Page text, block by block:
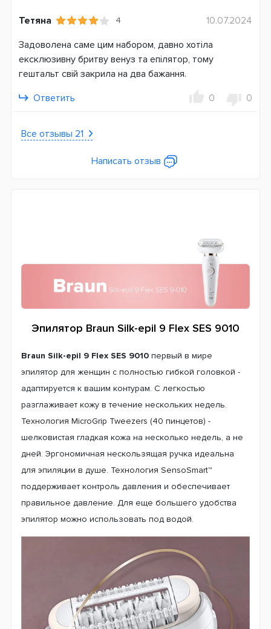
Германия
Гарантия
12 месяцев
Тетяна 4
10.07.2024
Задоволена саме цим набором, давно хотіла
ексклюзивну бритву венуз та епілятор, тому
гештальт свій закрила на два бажання.
Ответить
0 0
Все отзывы 21
Написать отзыв
Эпилятор Braun Silk-epil 9 Flex SES 9010
Braun Silk-epil 9 Flex SES 9010 первый в мире
эпилятор для женщин с полностью гибкой головкой -
адаптируется к вашим контурам. С легкостью
разглаживает кожу в течение нескольких недель.
Технология MicroGrip Tweezers (40 пинцетов) -
шелковистая гладкая кожа на несколько недель, а не
дней. Эргономичная нескользящая ручка идеальна
для эпиляции в душе. Технология SensoSmart™
поддерживает контроль давления и обеспечивает
правильное давление. Для еще большего удобства
эпилятор можно использовать под водой.